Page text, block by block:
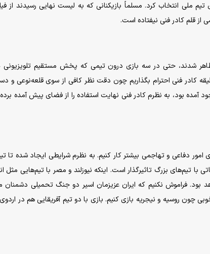
ملی انتخاب کرد. مسلماً بازیکنانی که به لیست نهایی رسیدند از
قلم کادر فنی نیفتاده است.
ظاهر شدند، حتی در سه بازی درون تیمی که پخش مستقیم
کادر فنی احترام بگذاریم چون دقت نظر کافی از سوی قلعه‌نوعی و
آمده بود، به نظرم کادر فنی نهایت استفاده را از فضای پیش آمده
امور دفاعی و تهاجمی بیشتر کار کنیم. به نظرم شرایطی ایجاد شده تا
با تیم‌های بزرگ تاثیرگذار است. اینکه نیوزلند و مصر با تیم‌هایی مثل
بود. فراموش نکنیم که ایران عزیزمان اسیر دو جنگ تحمیلی دشمنان
چون روسیه و نیجریه بازی کنیم. بازی با دو تیم آفریقایی هم در اردوی